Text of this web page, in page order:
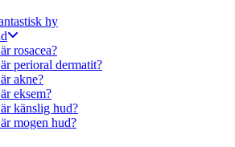
hy
rosacea?
perioral dermatit?
akne?
eksem?
känslig hud?
mogen hud?